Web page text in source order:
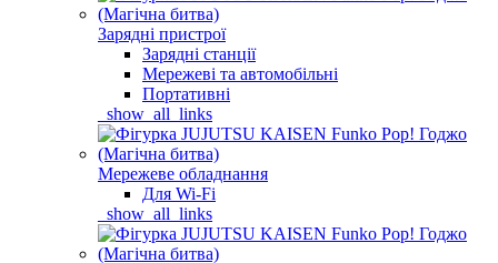
Зарядні пристрої
Зарядні станції
Мережеві та автомобільні
Портативні
_show_all_links
Мережеве обладнання
Для Wi-Fi
_show_all_links